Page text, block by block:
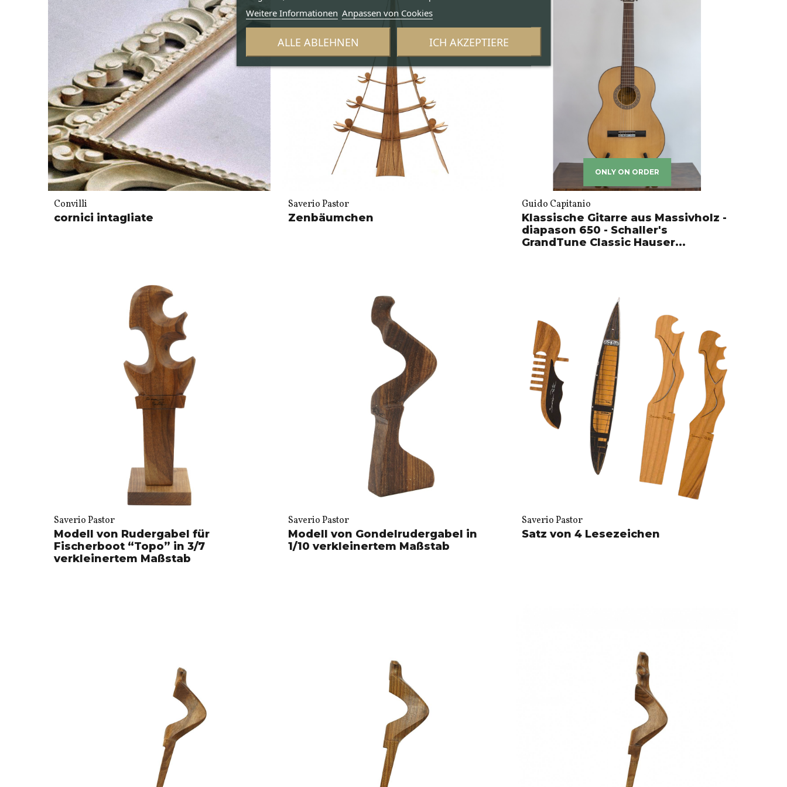
Convilli
cornici intagliate
Saverio Pastor
Zenbäumchen
ONLY ON ORDER
Guido Capitanio
Klassische Gitarre aus Massivholz -
diapason 650 - Schaller's
GrandTune Classic Hauser...
Saverio Pastor
Modell von Rudergabel für
Fischerboot “Topo” in 3/7
verkleinertem Maßstab
Saverio Pastor
Modell von Gondelrudergabel in
1/10 verkleinertem Maßstab
Saverio Pastor
Satz von 4 Lesezeichen
Weitere Informationen Anpassen von Cookies
ALLE ABLEHNEN ICH AKZEPTIERE